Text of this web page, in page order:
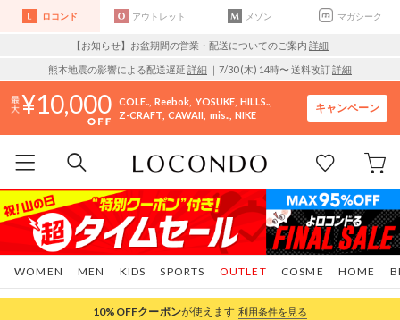
ロコンド アウトレット メゾン マガシーク
【お知らせ】お盆期間の営業・配送についてのご案内 詳細
熊本地震の影響による配送遅延 詳細 ｜7/30 (木) 14時〜 送料改訂詳細
10,000 COLE.. Reebok YOSUKE HILLS..
Z-CRAFT CAWAII mis.. NIKE
キャンペーン
WOMEN MEN KIDS SPORTS COSME HOME
OUTLET
10%OFFクーポンが使えます 利用条件を見る